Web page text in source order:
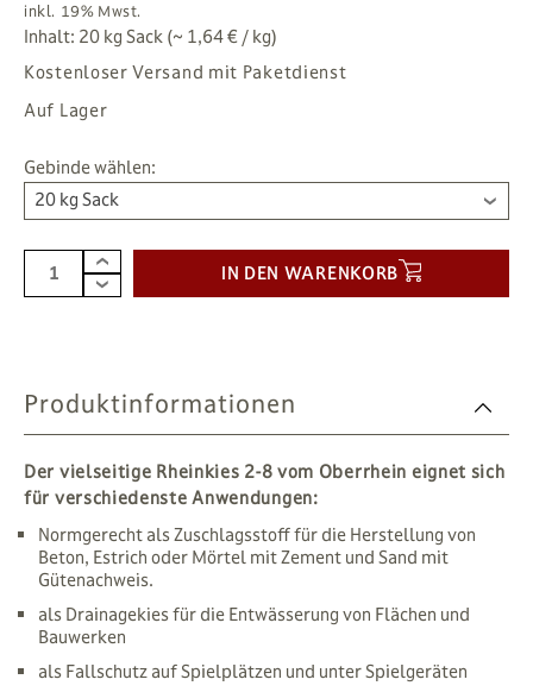
inkl. 19% Mwst.
Inhalt: 20 kg Sack (~ 1,64 € / kg)
Kostenloser Versand mit Paketdienst
Auf Lager
Gebinde wählen:
20 kg Sack
IN DEN WARENKORB
Produktinformationen
Der vielseitige Rheinkies 2-8 vom Oberrhein eignet sich
für verschiedenste Anwendungen:
Normgerecht als Zuschlagsstoff für die Herstellung von
Beton, Estrich oder Mörtel mit Zement und Sand mit
Gütenachweis.
als Drainagekies für die Entwässerung von Flächen und
Bauwerken
als Fallschutz auf Spielplätzen und unter Spielgeräten